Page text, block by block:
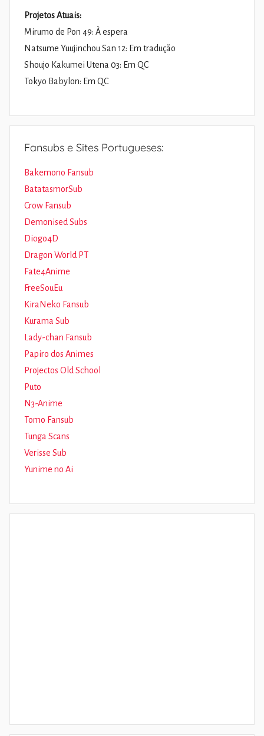
Projetos Atuais:
Mirumo de Pon 49: À espera
Natsume Yuujinchou San 12: Em tradução
Shoujo Kakumei Utena 03: Em QC
Tokyo Babylon: Em QC
Fansubs e Sites Portugueses:
Bakemono Fansub
BatatasmorSub
Crow Fansub
Demonised Subs
Diogo4D
Dragon World PT
Fate4Anime
FreeSouEu
KiraNeko Fansub
Kurama Sub
Lady-chan Fansub
Papiro dos Animes
Projectos Old School
Puto
N3-Anime
Tomo Fansub
Tunga Scans
Verisse Sub
Yunime no Ai